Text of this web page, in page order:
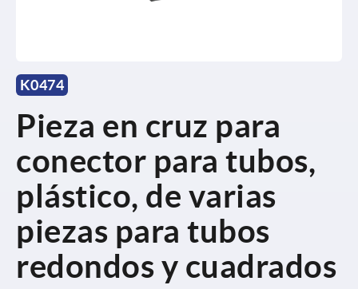
K0474
Pieza en cruz para
conector para tubos,
plástico, de varias
piezas para tubos
redondos y cuadrados